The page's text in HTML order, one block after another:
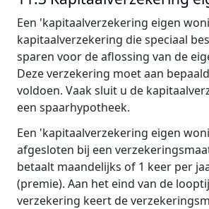
Een 'kapitaalverzekering eigen
kapitaalverzekering die speciaal
sparen voor de aflossing van de
Deze verzekering moet aan
voldoen. Vaak sluit u de
een spaarhypotheek.
Een 'kapitaalverzekering eigen
afgesloten bij een
betaalt maandelijks of 1 keer per
(premie). Aan het eind van de
verzekering keert de